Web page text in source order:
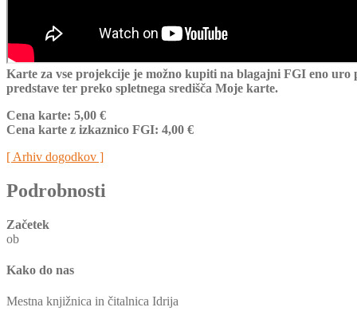
Karte za vse projekcije je možno kupiti na blagajni FGI eno uro
predstave ter preko spletnega središča Moje karte.
Cena karte: 5,00 €
Cena karte z izkaznico FGI: 4,00 €
[ Arhiv dogodkov ]
Podrobnosti
Začetek
ob
Kako do nas
Mestna knjižnica in čitalnica Idrija